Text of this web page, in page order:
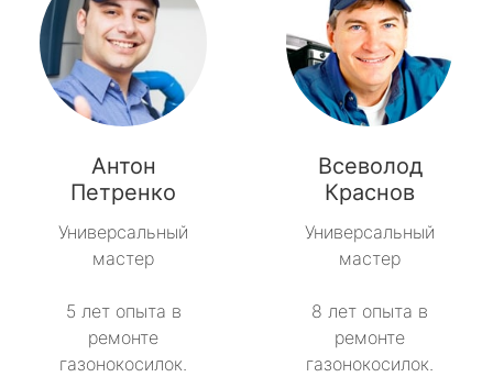
Антон
Петренко
Универсальный
мастер
5 лет опыта в
ремонте
газонокосилок.
Всеволод
Краснов
Универсальный
мастер
8 лет опыта в
ремонте
газонокосилок.